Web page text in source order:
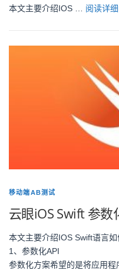
本文主要介绍IOS … 阅读详细
移动端AB测试
云眼iOS Swift 参数
本文主要介绍IOS Swift语言如
1、参数化API
参数化方案希望的是将应用